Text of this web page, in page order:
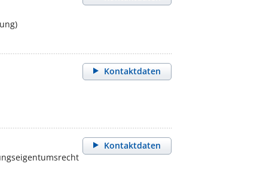
Kontaktdaten
Kontaktdaten